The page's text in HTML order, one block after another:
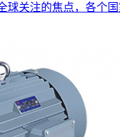
球关注的焦点，各个